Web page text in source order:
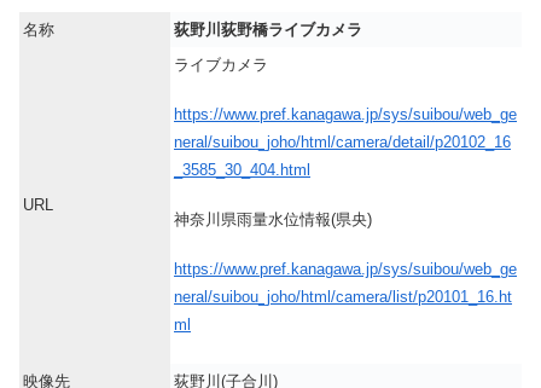
名称 荻野川荻野橋ライブカメラ
URL
ライブカメラ
https://www.pref.kanagawa.jp/sys/suibou/web_ge
neral/suibou_joho/html/camera/detail/p20102_16
_3585_30_404.html
神奈川県雨量水位情報(県央)
https://www.pref.kanagawa.jp/sys/suibou/web_ge
neral/suibou_joho/html/camera/list/p20101_16.ht
ml
映像先
荻野川(子合川)